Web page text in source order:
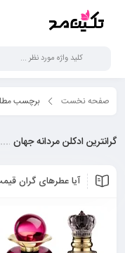
صفحه نخست برچسب
گرانترین ادکلن مردانه جهان
آیا عطرهای گران